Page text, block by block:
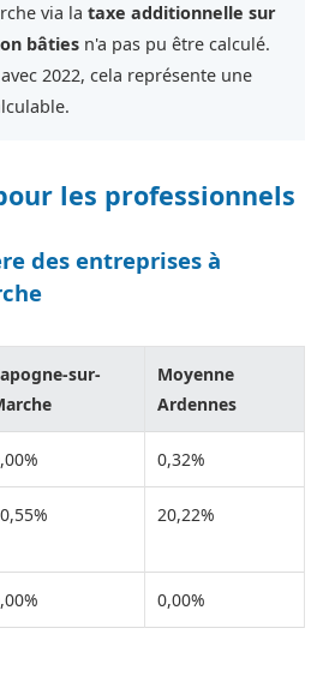
via la taxe additionnelle sur
bâties n'a pas pu être calculé.
2022, cela représente une
les professionnels
des entreprises à
sur-
Moyenne
Ardennes
0,32%
20,22%
0,00%